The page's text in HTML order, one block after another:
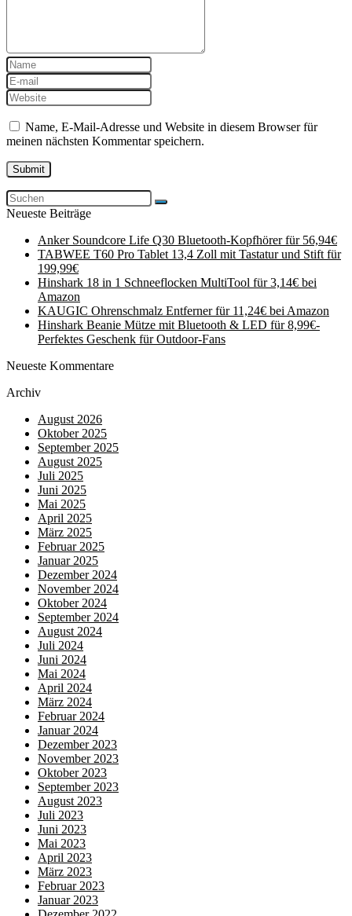
Name, E-Mail-Adresse und Website in diesem Browser für
meinen nächsten Kommentar speichern.
Neueste Beiträge
Anker Soundcore Life Q30 Bluetooth-Kopfhörer für 56,94€
TABWEE T60 Pro Tablet 13,4 Zoll mit Tastatur und Stift für
199,99€
Hinshark 18 in 1 Schneeflocken MultiTool für 3,14€ bei
Amazon
KAUGIC Ohrenschmalz Entferner für 11,24€ bei Amazon
Hinshark Beanie Mütze mit Bluetooth & LED für 8,99€-
Perfektes Geschenk für Outdoor-Fans
Neueste Kommentare
Archiv
August 2026
Oktober 2025
September 2025
August 2025
Juli 2025
Juni 2025
Mai 2025
April 2025
März 2025
Februar 2025
Januar 2025
Dezember 2024
November 2024
Oktober 2024
September 2024
August 2024
Juli 2024
Juni 2024
Mai 2024
April 2024
März 2024
Februar 2024
Januar 2024
Dezember 2023
November 2023
Oktober 2023
September 2023
August 2023
Juli 2023
Juni 2023
Mai 2023
April 2023
März 2023
Februar 2023
Januar 2023